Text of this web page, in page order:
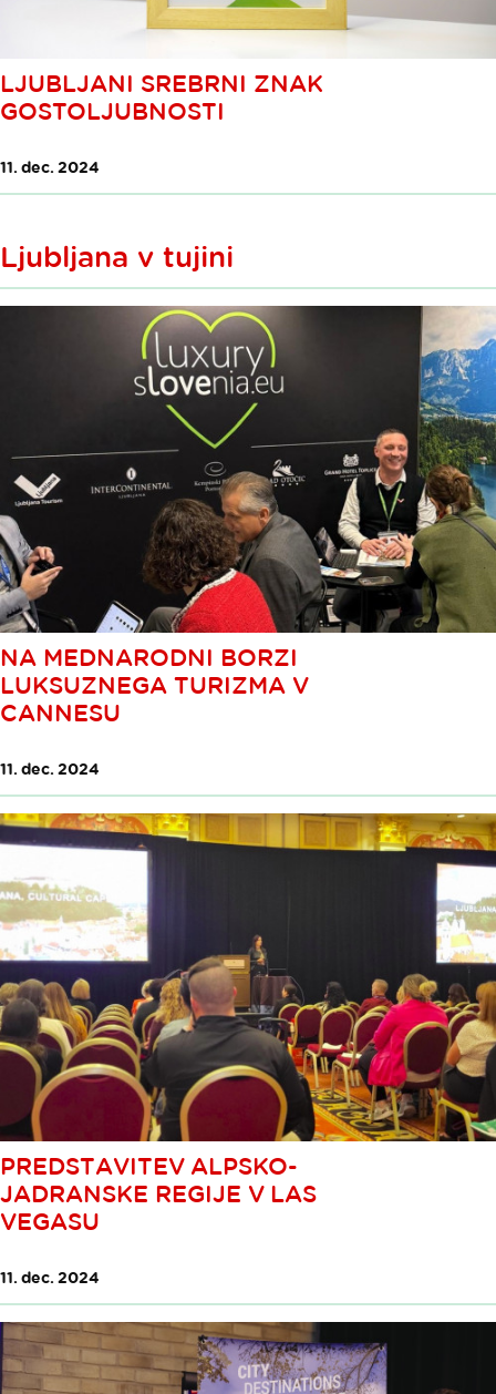
LJUBLJANI SREBRNI ZNAK
GOSTOLJUBNOSTI
11. dec. 2024
Ljubljana v tujini
NA MEDNARODNI BORZI
LUKSUZNEGA TURIZMA V
CANNESU
11. dec. 2024
PREDSTAVITEV ALPSKO-
JADRANSKE REGIJE V LAS
VEGASU
11. dec. 2024